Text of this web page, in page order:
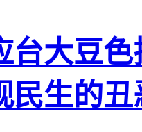
台大豆
民生的丑